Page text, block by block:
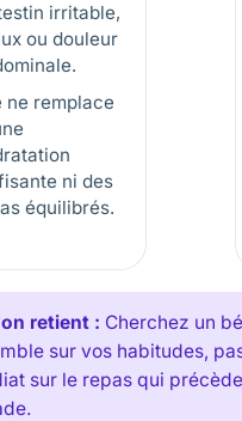
irritable,
ou douleur
ne remplace
ni des
équilibrés.
retient : Cherchez un
sur vos habitudes,
sur le repas qui